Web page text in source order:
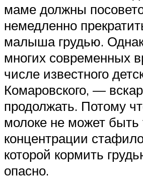
маме должны
немедленно
малыша грудью.
многих современных
числе известного
Комаровского, —
продолжать. Потому
молоке не может быть
концентрации
которой кормить
опасно.